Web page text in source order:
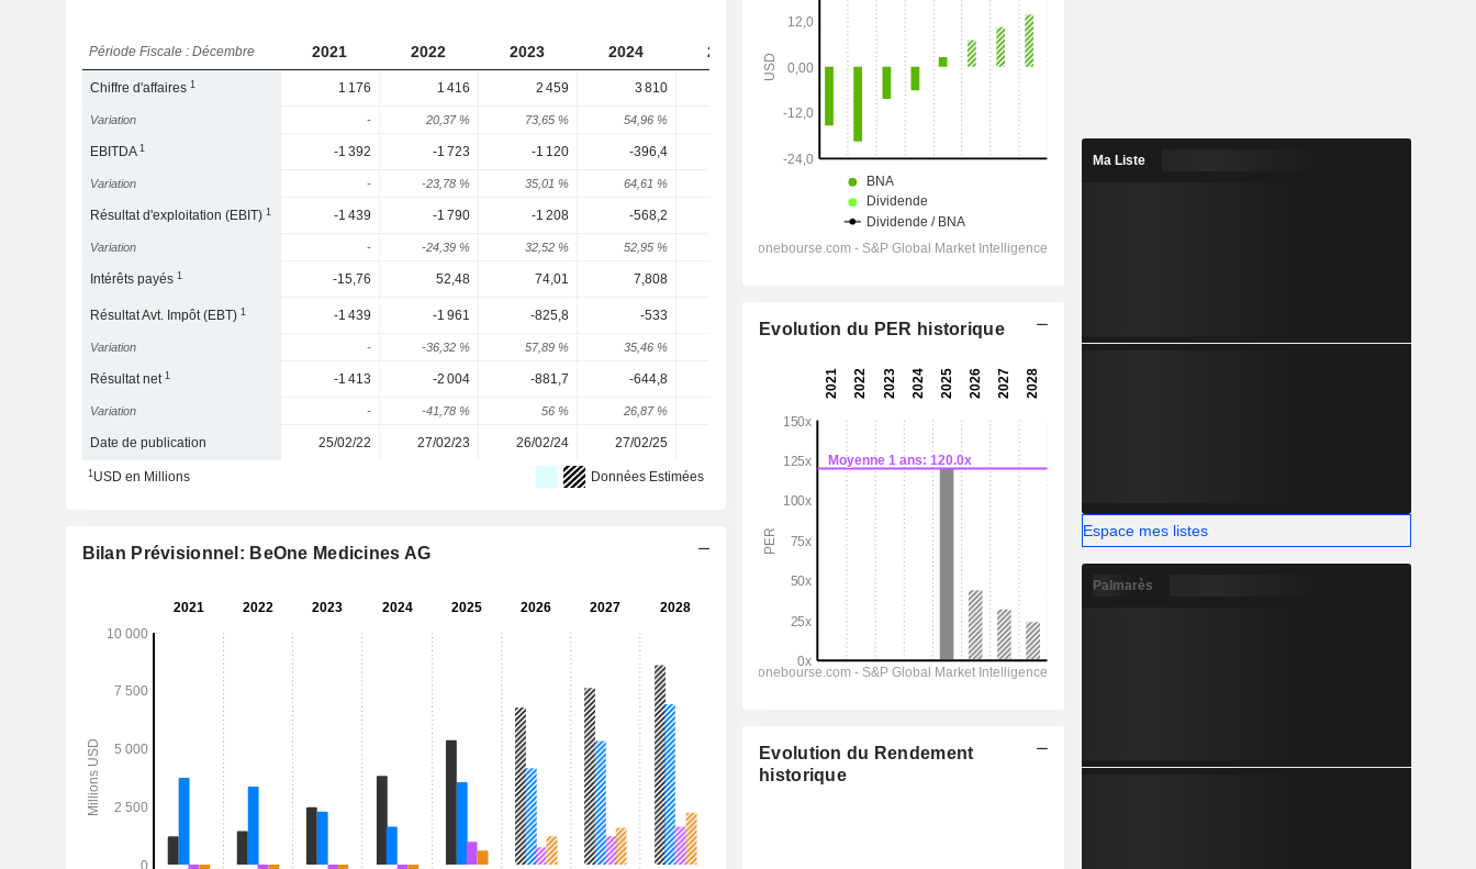
Période Fiscale : Décembre 2021 2022 2023 2024 2025 2027 2028
Chiffre d'affaires1 1 176 1 416 2 459 3 810 6 746 7 553
Variation - 20,37 % 73,65 % 54,96 % 26,25 % 11,97 % 12,99 %
EBITDA1 -1 392 -1 723 -1 120 -396,4 1 087 1 556
Variation - -23,78 % 35,01 % 64,61 % 84,53 %
Résultat d'exploitation (EBIT)1 -1 439 -1 790 -1 208 -568,2 1 071 1 322
Variation - -24,39 % 32,52 % 52,95 % 178,69 % 139,58 % 23,36 % 40 %
Intérêts payés1 -15,76 52,48 74,01 7,808
Résultat Avt. Impôt (EBT)1 -1 439 -1 961 -825,8 -533
Variation - -36,32 % 57,89 % 35,46 %
Résultat net1 -1 413 -2 004 -881,7 -644,8 835,5 1 135 1 605
Variation - -41,78 % 56 % 26,87 %
Date de publication 25/02/22 27/02/23 26/02/24 27/02/25 -
1USD en Millions Données Estimées
Bilan Prévisionnel: BeOne Medicines AG
Evolution du PER historique
Evolution du Rendement
historique
Ma Liste
Espace mes listes
Palmarès